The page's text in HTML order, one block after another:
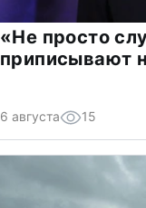
«Не просто
приписывают
6 августа 15